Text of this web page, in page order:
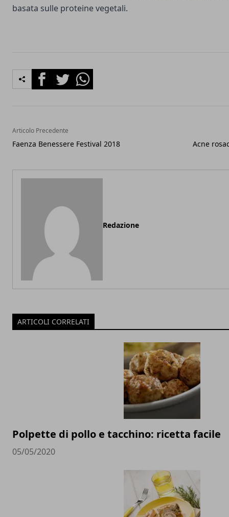
basata sulle proteine vegetali.
FacebookTwitterWhatsapp
Articolo Precedente
Faenza Benessere Festival 2018 Acne
Redazione
ARTICOLI CORRELATI
Polpette di pollo e tacchino: ricetta facile
05/05/2020